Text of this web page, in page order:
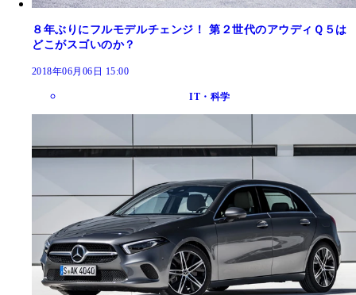
８年ぶりにフルモデルチェンジ！ 第２世代のアウディＱ５は
どこがスゴいのか？
2018年06月06日 15:00
IT・科学